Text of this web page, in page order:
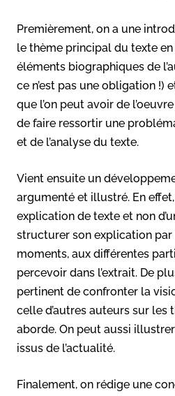
Premièrement, on a une
le thème principal du texte
éléments biographiques de
ce n’est pas une obligation !)
que l’on peut avoir de
de faire ressortir une
et de l’analyse du texte.
Vient ensuite un
argumenté et illustré. En effet,
explication de texte et non
structurer son explication
moments, aux différentes
percevoir dans l’extrait. De
pertinent de confronter la
celle d’autres auteurs sur les
aborde. On peut aussi
issus de l’actualité.
Finalement, on rédige une